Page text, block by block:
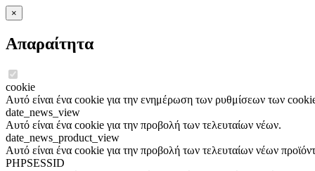
×
Απαραίτητα
cookie
Αυτό είναι ένα cookie για την ενημέρωση των ρυθμίσεων των
date_news_view
Αυτό είναι ένα cookie για την προβολή των τελευταίων νέων.
date_news_product_view
Αυτό είναι ένα cookie για την προβολή των τελευταίων νέων
PHPSESSID